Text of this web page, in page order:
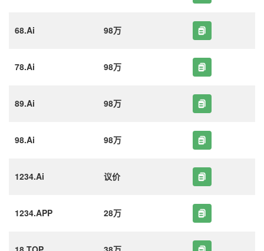
68.Ai 98万
78.Ai 98万
89.Ai 98万
98.Ai 98万
1234.Ai 议价
1234.APP 28万